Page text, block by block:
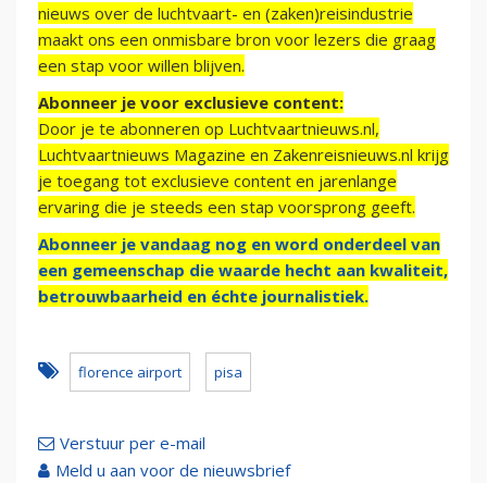
nieuws over de luchtvaart- en (zaken)reisindustrie
maakt ons een onmisbare bron voor lezers die graag
een stap voor willen blijven.
Abonneer je voor exclusieve content:
Door je te abonneren op Luchtvaartnieuws.nl,
Luchtvaartnieuws Magazine en Zakenreisnieuws.nl krijg
je toegang tot exclusieve content en jarenlange
ervaring die je steeds een stap voorsprong geeft.
Abonneer je vandaag nog en word onderdeel van
een gemeenschap die waarde hecht aan kwaliteit,
betrouwbaarheid en échte journalistiek.
florence airport pisa
Verstuur per e-mail
Meld u aan voor de nieuwsbrief